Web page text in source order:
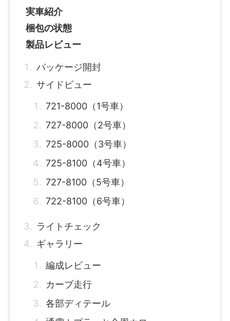
実車紹介
梱包の状態
製品レビュー
パッケージ開封
サイドビュー
721-8000（1号車）
727-8000（2号車）
725-8000（3号車）
725-8100（4号車）
727-8100（5号車）
722-8100（6号車）
ライトチェック
ギャラリー
編成レビュー
カーブ走行
各部ディテール